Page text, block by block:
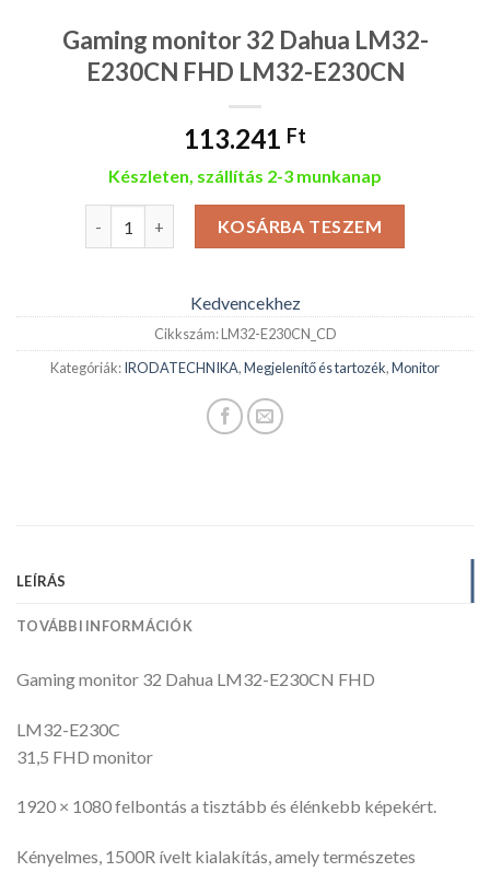
Gaming monitor 32 Dahua LM32-
E230CN FHD LM32-E230CN
113.241 Ft
Készleten, szállítás 2-3 munkanap
Gaming monitor 32 Dahua LM32-E230CN FHD LM32-
KOSÁRBA TESZEM
Kedvencekhez
Cikkszám:LM32-E230CN_CD
Kategóriák:IRODATECHNIKA,Megjelenítő és tartozék,Monitor
LEÍRÁS
TOVÁBBI INFORMÁCIÓK
Gaming monitor 32 Dahua LM32-E230CN FHD
LM32-E230C
31,5 FHD monitor
1920 × 1080 felbontás a tisztább és élénkebb képekért.
Kényelmes, 1500R ívelt kialakítás, amely természetes